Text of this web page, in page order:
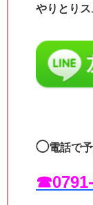
やりとり
◯電話で